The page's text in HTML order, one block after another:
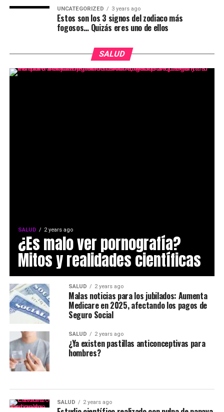
UNCATEGORIZED 3 years ago
Estos son los 3 signos del zodiaco más
fogosos… Quizás eres uno de ellos
SALUD
SALUD 2 years ago
¿Es malo ver pornografía?
Mitos y realidades científicas
SALUD 2 years ago
Malas noticias para los jubilados: Aumenta
Medicare en 2025, afectando los pagos de
Seguro Social
SALUD 2 years ago
¿Ya existen pastillas anticonceptivas para
hombres?
SALUD 2 years ago